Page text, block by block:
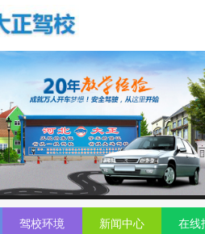
驾校环境 新闻中心 在线